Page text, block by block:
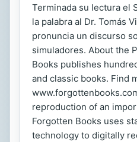
Terminada su lectura el
la palabra al Dr. Tomás
pronuncia un discurso
simuladores. About the
Books publishes
and classic books. Find
reproduction of an
Forgotten Books uses
technology to digitally